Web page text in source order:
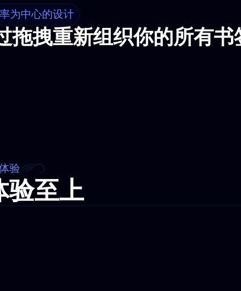
为中心的设计
拖拽重新组织你的所有书
验
验至上